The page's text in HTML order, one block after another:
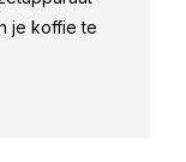
je koffie te